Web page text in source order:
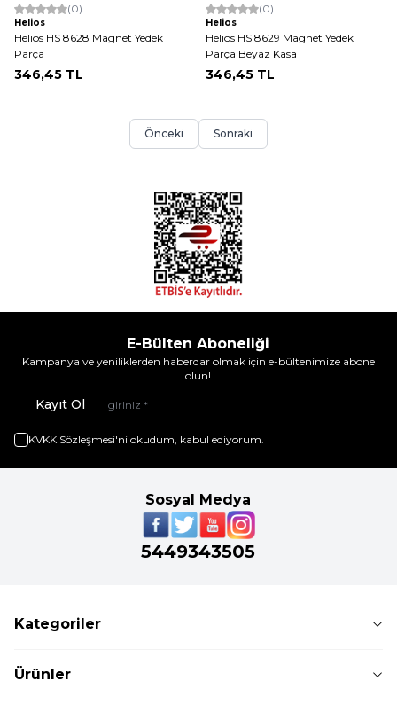
(0)
Helios
Helios HS 8628 Magnet Yedek
Parça
346,45 TL
(0)
Helios
Helios HS 8629 Magnet Yedek
Parça Beyaz Kasa
346,45 TL
Önceki Sonraki
E-Bülten Aboneliği
Kampanya ve yeniliklerden haberdar olmak için e-bültenimize abone
olun!
Kayıt Ol
KVKK Sözleşmesi'ni okudum, kabul ediyorum.
Sosyal Medya
5449343505
Kategoriler
Ürünler